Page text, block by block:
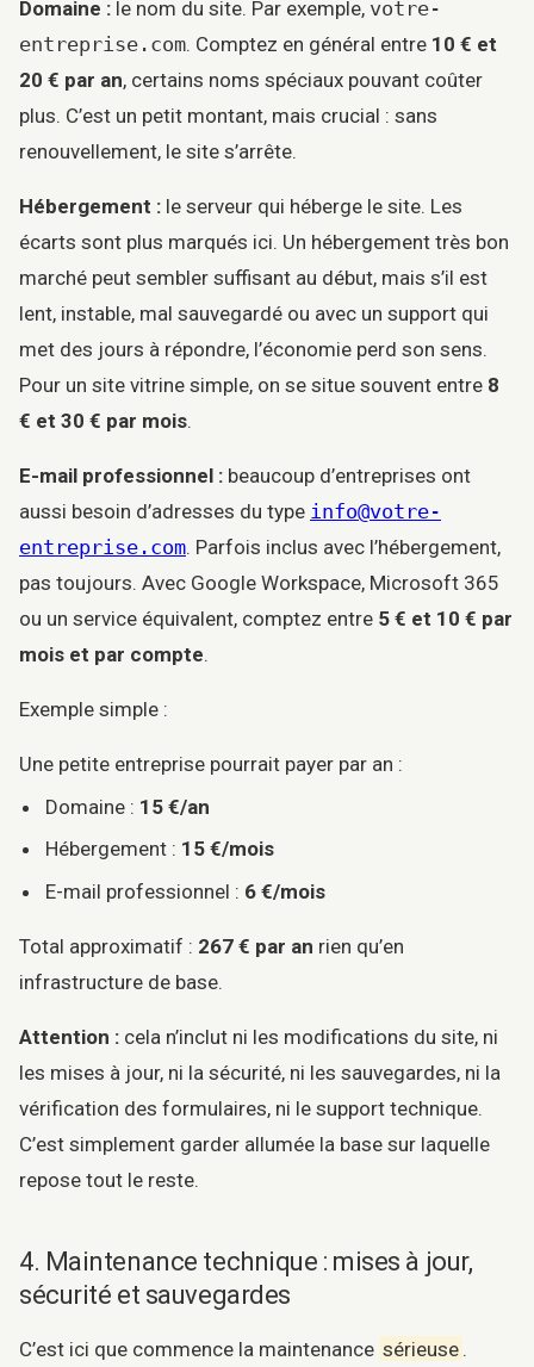
Domaine : le nom du site. Par exemple, votre-
entreprise.com. Comptez en général entre 10 € et
20 € par an, certains noms spéciaux pouvant coûter
plus. C’est un petit montant, mais crucial : sans
renouvellement, le site s’arrête.
Hébergement : le serveur qui héberge le site. Les
écarts sont plus marqués ici. Un hébergement très bon
marché peut sembler suffisant au début, mais s’il est
lent, instable, mal sauvegardé ou avec un support qui
met des jours à répondre, l’économie perd son sens.
Pour un site vitrine simple, on se situe souvent entre 8
€ et 30 € par mois.
E-mail professionnel : beaucoup d’entreprises ont
aussi besoin d’adresses du type info@votre-
entreprise.com. Parfois inclus avec l’hébergement,
pas toujours. Avec Google Workspace, Microsoft 365
ou un service équivalent, comptez entre 5 € et 10 € par
mois et par compte.
Exemple simple :
Une petite entreprise pourrait payer par an :
Domaine : 15 €/an
Hébergement : 15 €/mois
E-mail professionnel : 6 €/mois
Total approximatif : 267 € par an rien qu’en
infrastructure de base.
Attention : cela n’inclut ni les modifications du site, ni
les mises à jour, ni la sécurité, ni les sauvegardes, ni la
vérification des formulaires, ni le support technique.
C’est simplement garder allumée la base sur laquelle
repose tout le reste.
4. Maintenance technique : mises à jour,
sécurité et sauvegardes
C’est ici que commence la maintenance sérieuse .